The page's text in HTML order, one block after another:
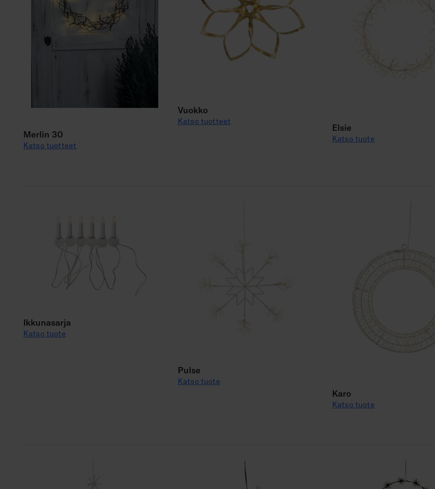
Merlin 30
Katso tuotteet
Vuokko
Katso tuotteet
Elsie
Katso tuote
Ikkunasarja
Katso tuote
Pulse
Katso tuote
Karo
Katso tuote